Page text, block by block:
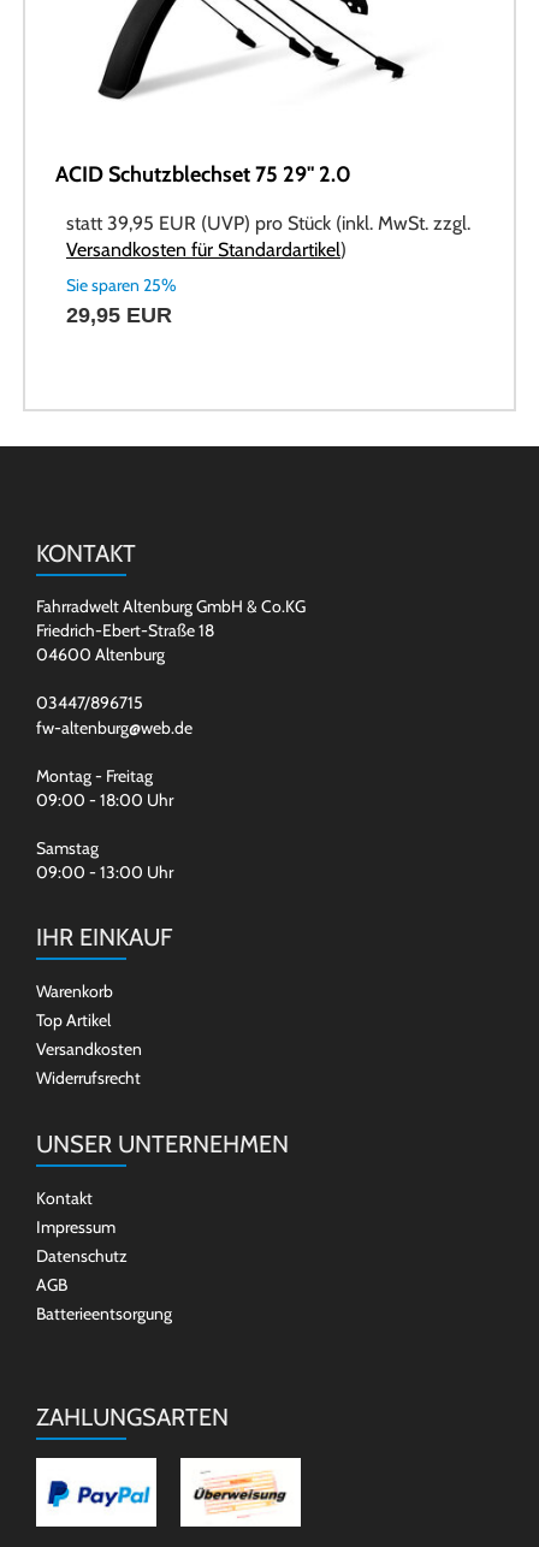
ACID Schutzblechset 75 29" 2.0
statt39,95 EUR (UVP) pro Stück (inkl. MwSt. zzgl.
Versandkosten für Standardartikel)
Sie sparen 25%
29,95 EUR
KONTAKT
Fahrradwelt Altenburg GmbH & Co.KG
Friedrich-Ebert-Straße 18
04600 Altenburg
03447/896715
fw-altenburg@web.de
Montag - Freitag
09:00 - 18:00 Uhr
Samstag
09:00 - 13:00 Uhr
IHR EINKAUF
Warenkorb
Top Artikel
Versandkosten
Widerrufsrecht
UNSER UNTERNEHMEN
Kontakt
Impressum
Datenschutz
AGB
Batterieentsorgung
ZAHLUNGSARTEN